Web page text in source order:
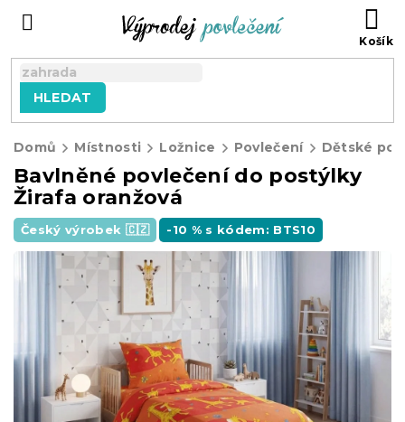
HLEDAT
Domů Místnosti Ložnice Povlečení Dětské
Bavlněné povlečení do postýlky
Žirafa oranžová
Český výrobek 🇨🇿 -10 % s kódem: BTS10